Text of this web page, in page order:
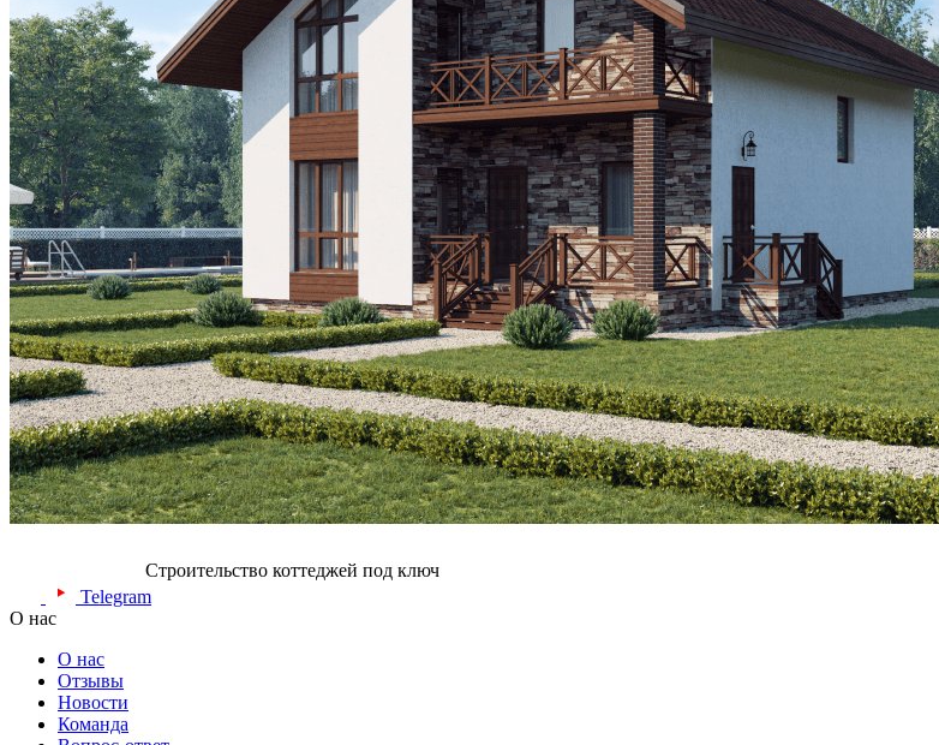
Строительство коттеджей под ключ
Telegram
О нас
О нас
Отзывы
Новости
Команда